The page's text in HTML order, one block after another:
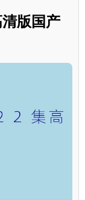
清版国产